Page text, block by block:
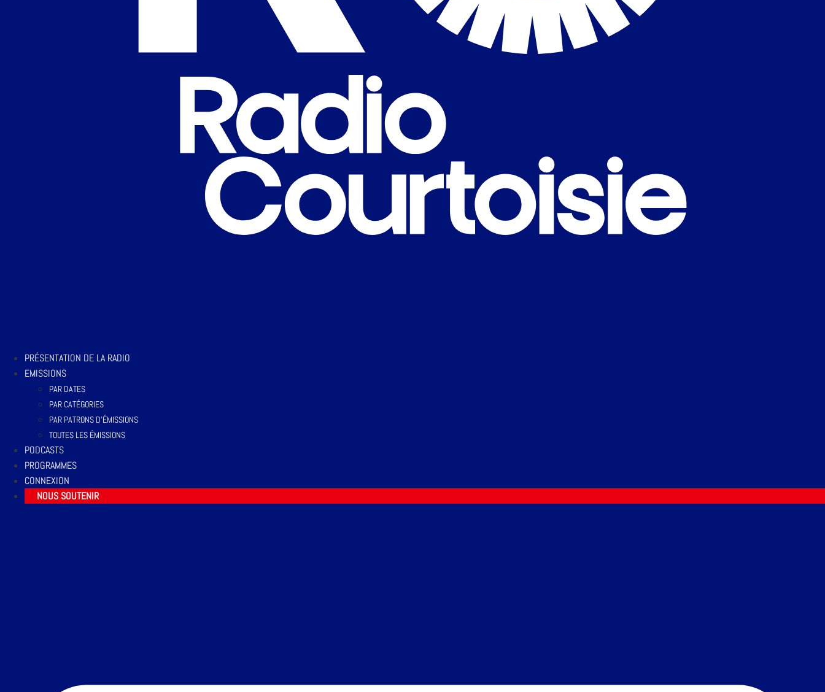
PRÉSENTATION DE LA RADIO
EMISSIONS
PAR DATES
PAR CATÉGORIES
PAR PATRONS D’ÉMISSIONS
TOUTES LES ÉMISSIONS
PODCASTS
PROGRAMMES
CONNEXION
NOUS SOUTENIR